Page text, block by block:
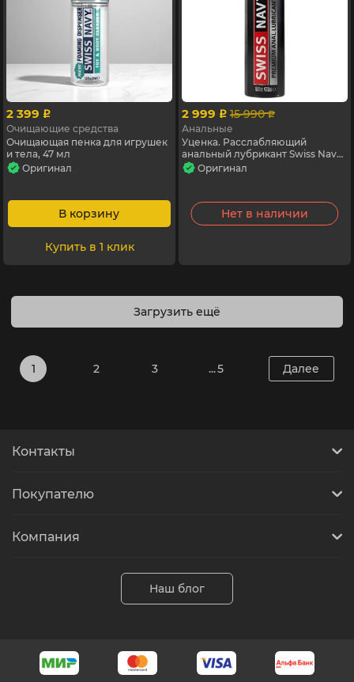
2 399 p
Очищающие средства
Очищающая пенка для игрушек
и тела, 47 мл
Оригинал
В корзину
Купить в 1 клик
2 999 p 15 990 p
Анальные
Уценка. Расслабляющий
анальный лубрикант Swiss Navy
Premium, 474 мл
Оригинал
Нет в наличии
Загрузить ещё
1 2 3 ... 5 Далее
Контакты
Покупателю
Компания
Наш блог